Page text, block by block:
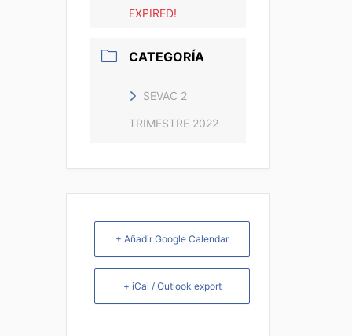
EXPIRED!
CATEGORÍA
SEVAC 2
TRIMESTRE 2022
+ Añadir Google Calendar
+ iCal / Outlook export